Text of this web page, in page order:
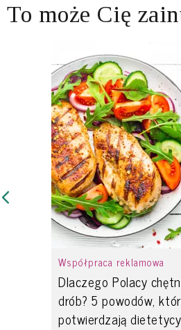
To może Cię
Współpraca reklamowa
Dlaczego Polacy
drób? 5 powodów,
potwierdzają dietetycy